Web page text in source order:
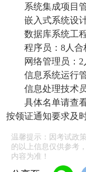
系统集成项目
嵌入式系统设
数据库系统工
程序员：8人合
网络管理员：2
信息系统运行
信息处理技术
具体名单请查
按领证通知要求及
温馨提示：因考试政
的以上信息仅供参考
内容为准！